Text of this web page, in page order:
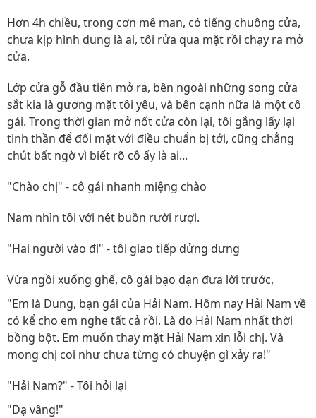
Hơn 4h chiều, trong cơn mê man, có tiếng chuông cửa,
chưa kịp hình dung là ai, tôi rửa qua mặt rồi chạy ra mở
cửa.
Lớp cửa gỗ đầu tiên mở ra, bên ngoài những song cửa
sắt kia là gương mặt tôi yêu, và bên cạnh nữa là một cô
gái. Trong thời gian mở nốt cửa còn lại, tôi gắng lấy lại
tinh thần để đối mặt với điều chuẩn bị tới, cũng chẳng
chút bất ngờ vì biết rõ cô ấy là ai...
"Chào chị" - cô gái nhanh miệng chào
Nam nhìn tôi với nét buồn rười rượi.
"Hai người vào đi" - tôi giao tiếp dửng dưng
Vừa ngồi xuống ghế, cô gái bạo dạn đưa lời trước,
"Em là Dung, bạn gái của Hải Nam. Hôm nay Hải Nam về
có kể cho em nghe tất cả rồi. Là do Hải Nam nhất thời
bồng bột. Em muốn thay mặt Hải Nam xin lỗi chị. Và
mong chị coi như chưa từng có chuyện gì xảy ra!"
"Hải Nam?" - Tôi hỏi lại
"Dạ vâng!"